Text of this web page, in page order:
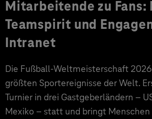
Mitarbeitende zu Fans:
Teamspirit und
Intranet
Die Fußball-Weltmeisterschaft
größten Sportereignisse der Welt.
Turnier in drei Gastgeberländern –
Mexiko – statt und bringt